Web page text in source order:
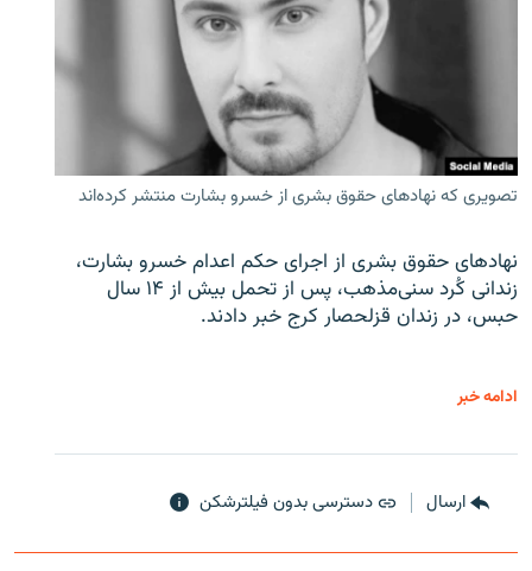
تصویری که نهادهای حقوق بشری از خسرو بشارت منتشر کرده‌اند
نهادهای حقوق بشری از اجرای حکم اعدام خسرو بشارت،
زندانی کُرد سنی‌مذهب، پس از تحمل بیش از ۱۴ سال
حبس، در زندان قزلحصار کرج خبر دادند.
ادامه خبر
ارسال دسترسی بدون فیلترشکن